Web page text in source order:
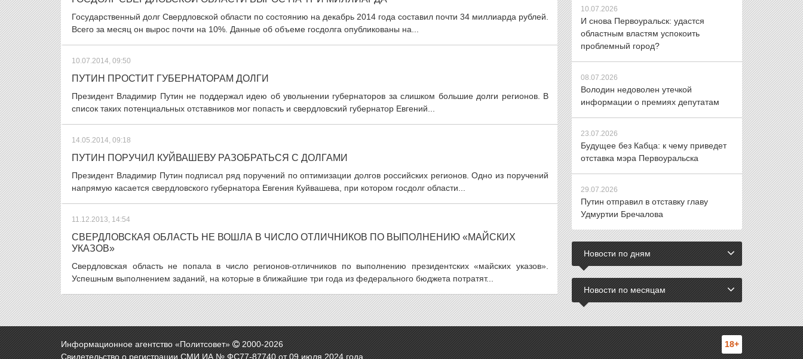
Государственный долг Свердловской области по состоянию на декабрь 2014 года составил почти 34 миллиарда рублей.
Всего за месяц он вырос почти на 10%. Данные об объеме госдолга опубликованы на...
10.07.2014, 09:50
ПУТИН ПРОСТИТ ГУБЕРНАТОРАМ ДОЛГИ
Президент Владимир Путин не поддержал идею об увольнении губернаторов за слишком большие долги регионов. В
список таких потенциальных отставников мог попасть и свердловский губернатор Евгений...
14.05.2014, 09:18
ПУТИН ПОРУЧИЛ КУЙВАШЕВУ РАЗОБРАТЬСЯ С ДОЛГАМИ
Президент Владимир Путин подписал ряд поручений по оптимизации долгов российских регионов. Одно из поручений
напрямую касается свердловского губернатора Евгения Куйвашева, при котором госдолг области...
11.12.2013, 14:54
СВЕРДЛОВСКАЯ ОБЛАСТЬ НЕ ВОШЛА В ЧИСЛО ОТЛИЧНИКОВ ПО ВЫПОЛНЕНИЮ «МАЙСКИХ
УКАЗОВ»
Свердловская область не попала в число регионов-отличников по выполнению президентских «майских указов».
Успешным выполнением заданий, на которые в ближайшие три года из федерального бюджета потратят...
10.07.2026
И снова Первоуральск: удастся
областным властям успокоить
проблемный город?
08.07.2026
Володин недоволен утечкой
информации о премиях депутатам
23.07.2026
Будущее без Кабца: к чему приведет
отставка мэра Первоуральска
29.07.2026
Путин отправил в отставку главу
Удмуртии Бречалова
Новости по дням
Новости по месяцам
Информационное агентство «Политсовет» 2000-2026
Свидетельство о регистрации СМИ ИА № ФС77-87740 от 09 июля 2024 года.
18+